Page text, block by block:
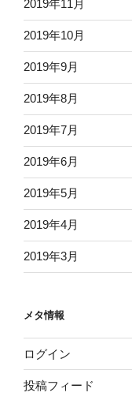
2019年11月
2019年10月
2019年9月
2019年8月
2019年7月
2019年6月
2019年5月
2019年4月
2019年3月
メタ情報
ログイン
投稿フィード